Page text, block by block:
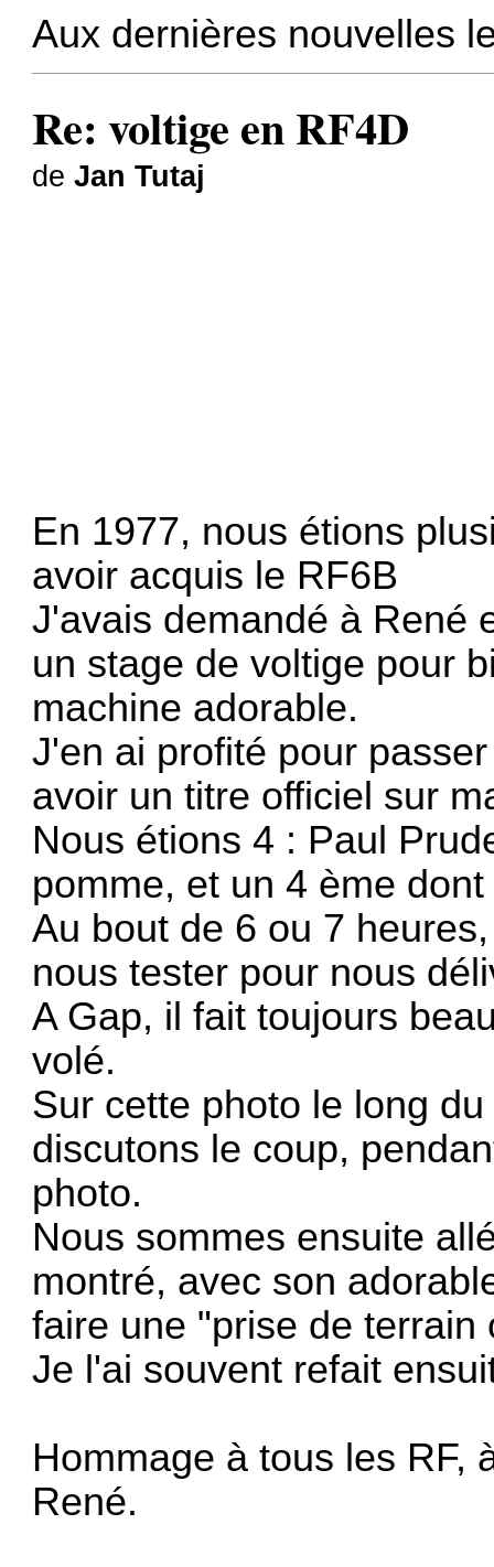
Aux dernières nouvelles
Re: voltige en RF4D
deJan Tutaj
En 1977, nous étions
avoir acquis le RF6B
J'avais demandé à René
un stage de voltige pour
machine adorable.
J'en ai profité pour
avoir un titre officiel sur
Nous étions 4 : Paul
pomme, et un 4 ème
Au bout de 6 ou 7
nous tester pour nous
A Gap, il fait toujours
volé.
Sur cette photo le long
discutons le coup,
photo.
Nous sommes ensuite
montré, avec son
faire une "prise de terrain
Je l'ai souvent refait
Hommage à tous les RF,
René.